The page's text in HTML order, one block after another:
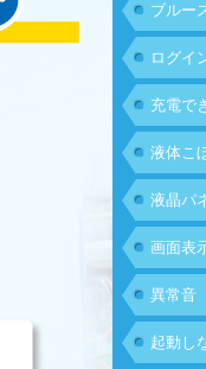
ブルー
ログイ
充電で
液体こ
液晶パ
画面表
異常音
起動し